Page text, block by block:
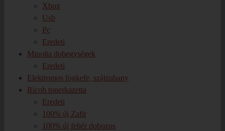
Xbox
Usb
Pc
Eredeti
Minolta dobegységek
Eredeti
Elektromos fogkefe, szájzuhany
Ricoh tonerkazetta
Eredeti
100% új Zafir
100% új fehér dobozos